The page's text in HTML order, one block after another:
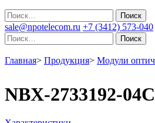
Поиск
sale@npotelecom.ru +7 (3412) 573-040
Поиск
Главная> Продукция> Модули
NBX-2733192-